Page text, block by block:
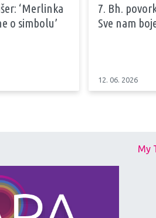
‘Merlinka
o simbolu’
7. Bh.
Sve nam
12. 06. 2026
My